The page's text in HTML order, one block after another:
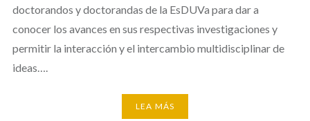
doctorandos y doctorandas de la EsDUVa para dar a
conocer los avances en sus respectivas investigaciones y
permitir la interacción y el intercambio multidisciplinar de
ideas….
LEA MÁS